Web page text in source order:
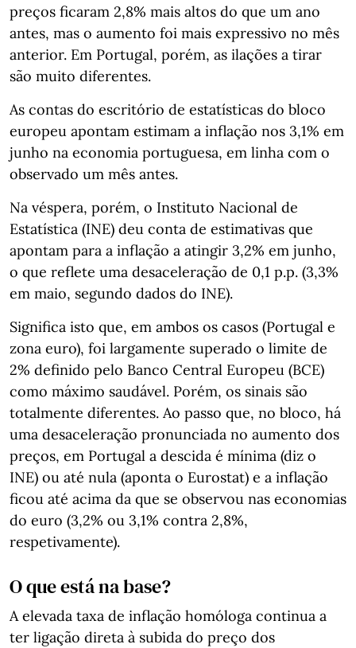
preços ficaram 2,8% mais altos do que um ano
antes, mas o aumento foi mais expressivo no mês
anterior. Em Portugal, porém, as ilações a tirar
são muito diferentes.
As contas do escritório de estatísticas do bloco
europeu apontam estimam a inflação nos 3,1% em
junho na economia portuguesa, em linha com o
observado um mês antes.
Na véspera, porém, o Instituto Nacional de
Estatística (INE) deu conta de estimativas que
apontam para a inflação a atingir 3,2% em junho,
o que reflete uma desaceleração de 0,1 p.p. (3,3%
em maio, segundo dados do INE).
Significa isto que, em ambos os casos (Portugal e
zona euro), foi largamente superado o limite de
2% definido pelo Banco Central Europeu (BCE)
como máximo saudável. Porém, os sinais são
totalmente diferentes. Ao passo que, no bloco, há
uma desaceleração pronunciada no aumento dos
preços, em Portugal a descida é mínima (diz o
INE) ou até nula (aponta o Eurostat) e a inflação
ficou até acima da que se observou nas economias
do euro (3,2% ou 3,1% contra 2,8%,
respetivamente).
O que está na base?
A elevada taxa de inflação homóloga continua a
ter ligação direta à subida do preço dos